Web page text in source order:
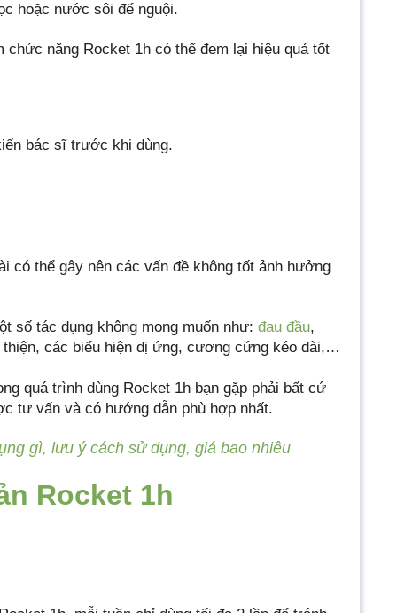
hoặc nước sôi để nguội.
chức năng Rocket 1h có thể đem lại hiệu quả tốt
bác sĩ trước khi dùng.
có thể gây nên các vấn đề không tốt ảnh hưởng
số tác dụng không mong muốn như: đau đầu,
các biểu hiện dị ứng, cương cứng kéo dài,…
quá trình dùng Rocket 1h bạn gặp phải bất cứ
tư vấn và có hướng dẫn phù hợp nhất.
gì, lưu ý cách sử dụng, giá bao nhiêu
Rocket 1h